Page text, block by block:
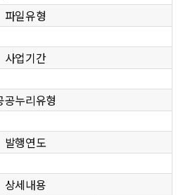
파일유형
사업기간
공누리유형
발행연도
상세내용